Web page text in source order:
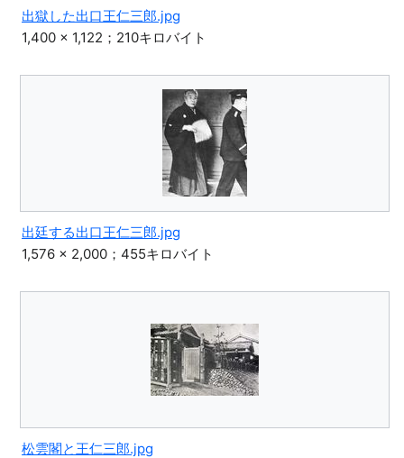
出獄した出口王仁三郎.jpg
1,400 × 1,122；210キロバイト
出廷する出口王仁三郎.jpg
1,576 × 2,000；455キロバイト
松雲閣と王仁三郎.jpg